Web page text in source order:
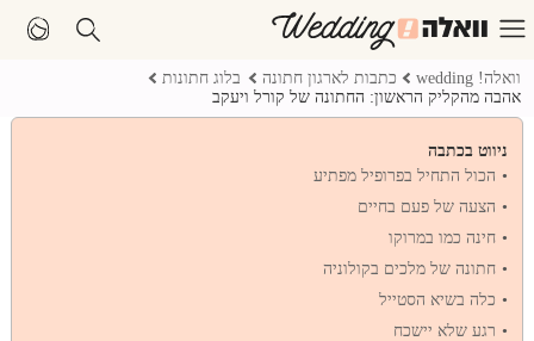
וואלה! wedding כתבות לארגון חתונה
בלוג חתונות
אהבה מהקליק הראשון: החתונה של קורל ויעקב
ניווט בכתבה
הכול התחיל בפרופיל מפתיע
הצעה של פעם בחיים
חינה כמו במרוקו
חתונה של מלכים בקולוניה
כלה בשיא הסטייל
רגע שלא יישכח